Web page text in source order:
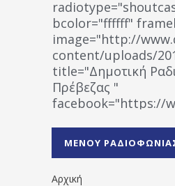
bcolor="ffffff"
image="http://
content/uploads/
title="Δημοτική
Πρέβεζας "
facebook="https://
1531194763766854/
ΜΕΝΟΥ
Αρχική